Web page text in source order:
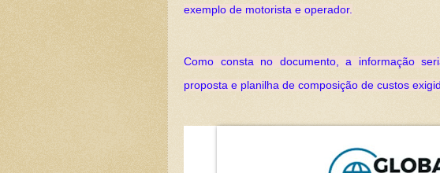
exemplo de motorista e operador.
Como consta no documento, a informação
proposta e planilha de composição de custos